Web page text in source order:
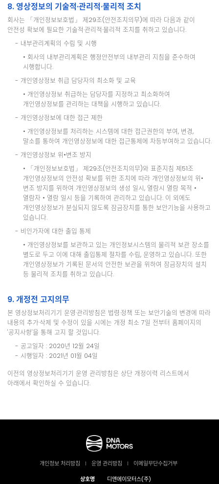
8. 영상정보의 기술적·관리적·물리적 조치
회사는 「개인정보보호법」 제29조(안전조치의무)에 따라 다음과 같이
안전성 확보에 필요한 기술적·관리적·물리적 조치를 취하고 있습니다.
- 내부관리계획의 수립 및 시행
• 회사의 내부관리계획은 행정안전부의 내부관리 지침을 준수하여
시행합니다.
- 개인영상정보 취급 담당자의 최소화 및 교육
• 개인영상정보 취급하는 담당자를 지정하고 최소화하여
개인영상정보를 관리하는 대책을 시행하고 있습니다.
- 개인영상정보에 대한 접근 제한
• 개인영상정보를 처리하는 시스템에 대한 접근권한의 부여, 변경,
말소를 통하여 개인영상정보에 대한 접근통제에 차등부여하고 있습니다.
- 개인영상정보 위•변조 방지
• 「개인정보보호법」 제29조(안전조치의무)와 표준지침 제51조
개인영상정보의 안전성 확보를 위한 조치에 따라 개인영상정보의 위•
변조 방지를 위하여 개인영상정보의 생성 일시, 열람시 열람 목적 •
열람자 • 열람 일시 등을 기록하여 관리하고 있습니다. 이 외에도
개인영상정보가 분실되지 않도록 잠금장치를 통한 보안기능을 사용하고
있습니다.
- 비인가자에 대한 출입 통제
• 개인영상정보를 보관하고 있는 개인정보시스템의 물리적 보관 장소를
별도로 두고 이에 대해 출입통제 절차를 수립, 운영하고 있습니다. 또한
개인영상정보가 기록된 문서의 안전한 보관을 위하여 잠금장치의 설치
등 물리적 조치를 취하고 있습니다.
9. 개정전 고지의무
본 영상정보처리기기 운영·관리방침은 법령·정책 또는 보안기술의 변경에 따라
내용의 추가·삭제 및 수정이 있을 시에는 개정 최소 7일 전부터 홈페이지의
'공지사항'을 통해 고지 할 것입니다.
- 공고일자 : 2020년 12월 24일
- 시행일자 : 2021년 01월 04일
이전의 영상정보처리기기 운영 관리방침은 상단 개정이력 리스트에서
아래에서 확인하실 수 있습니다.
개인정보 처리방침 운영 관리방침
이메일무단수집거부
상호명
디앤에이모터스(주)